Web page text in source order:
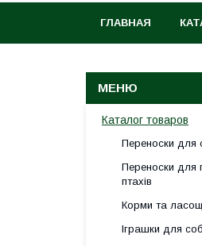
ГЛАВНАЯ
Каталог товаров
Переноски для
Переноски для
птахів
Корми та
Іграшки для